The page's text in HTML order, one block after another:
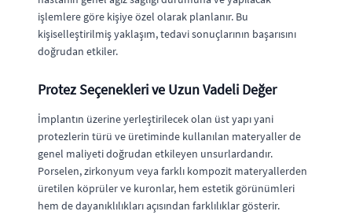
işlemlere göre kişiye özel olarak planlanır. Bu
kişiselleştirilmiş yaklaşım, tedavi sonuçlarının başarısını
doğrudan etkiler.
Protez Seçenekleri ve Uzun Vadeli Değer
İmplantın üzerine yerleştirilecek olan üst yapı yani
protezlerin türü ve üretiminde kullanılan materyaller de
genel maliyeti doğrudan etkileyen unsurlardandır.
Porselen, zirkonyum veya farklı kompozit materyallerden
üretilen köprüler ve kuronlar, hem estetik görünümleri
hem de dayanıklılıkları açısından farklılıklar gösterir.